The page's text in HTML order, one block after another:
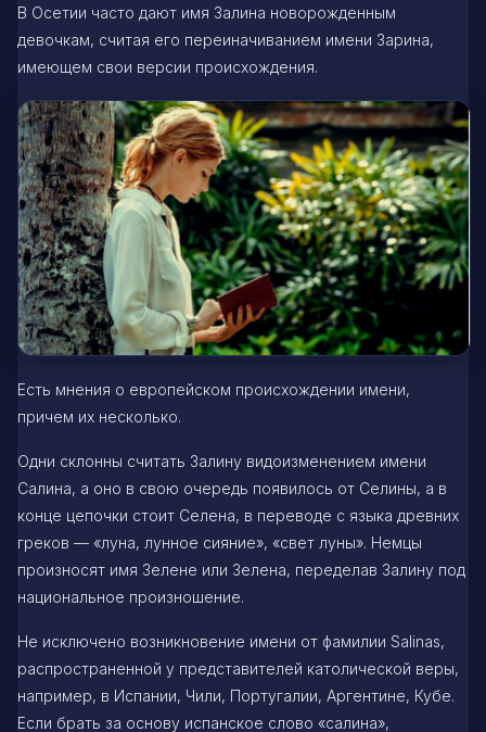
В Осетии часто дают имя Залина новорожденным
девочкам, считая его переиначиванием имени Зарина,
имеющем свои версии происхождения.
Есть мнения о европейском происхождении имени,
причем их несколько.
Одни склонны считать Залину видоизменением имени
Салина, а оно в свою очередь появилось от Селины, а в
конце цепочки стоит Селена, в переводе с языка древних
греков — «луна, лунное сияние», «свет луны». Немцы
произносят имя Зелене или Зелена, переделав Залину под
национальное произношение.
Не исключено возникновение имени от фамилии Salinas,
распространенной у представителей католической веры,
например, в Испании, Чили, Португалии, Аргентине, Кубе.
Если брать за основу испанское слово «салина»,